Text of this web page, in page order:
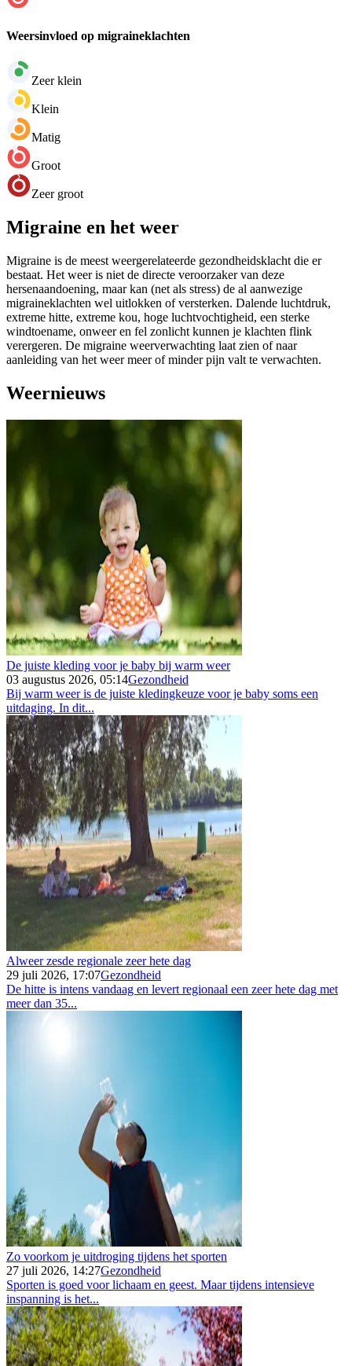
Weersinvloed op migraineklachten
Zeer klein
Klein
Matig
Groot
Zeer groot
Migraine en het weer
Migraine is de meest weergerelateerde gezondheidsklacht die er
bestaat. Het weer is niet de directe veroorzaker van deze
hersenaandoening, maar kan (net als stress) de al aanwezige
migraineklachten wel uitlokken of versterken. Dalende luchtdruk,
extreme hitte, extreme kou, hoge luchtvochtigheid, een sterke
windtoename, onweer en fel zonlicht kunnen je klachten flink
verergeren. De migraine weerverwachting laat zien of naar
aanleiding van het weer meer of minder pijn valt te verwachten.
Weernieuws
De juiste kleding voor je baby bij warm weer
03 augustus 2026, 05:14Gezondheid
Bij warm weer is de juiste kledingkeuze voor je baby soms een
uitdaging. In dit...
Alweer zesde regionale zeer hete dag
29 juli 2026, 17:07Gezondheid
De hitte is intens vandaag en levert regionaal een zeer hete dag met
meer dan 35...
Zo voorkom je uitdroging tijdens het sporten
27 juli 2026, 14:27Gezondheid
Sporten is goed voor lichaam en geest. Maar tijdens intensieve
inspanning is het...